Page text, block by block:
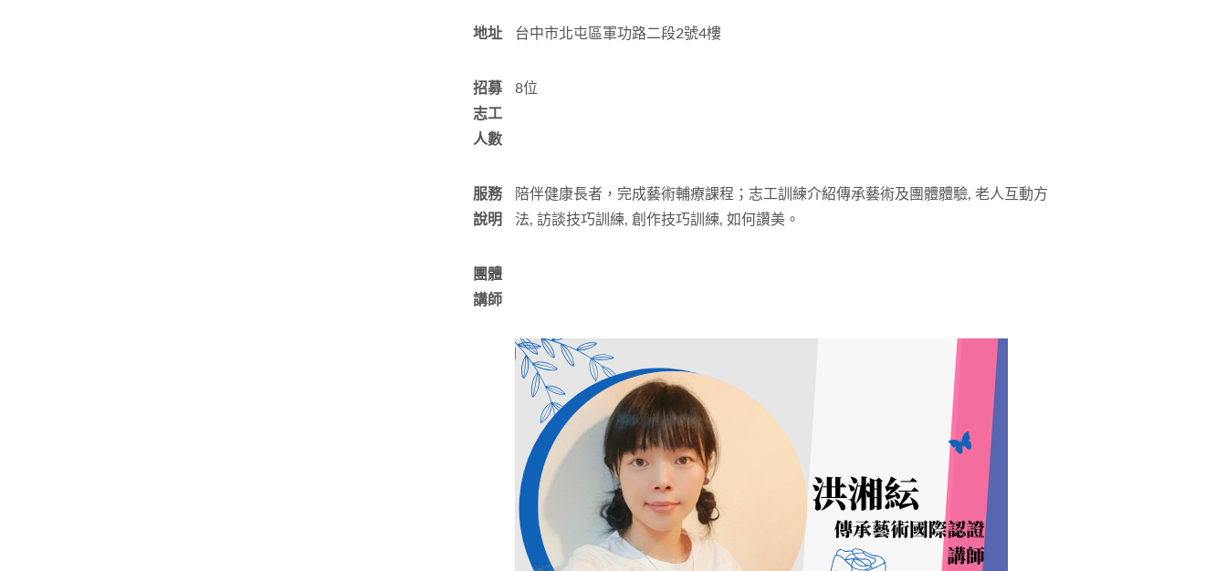
地址 台中市北屯區軍功路二段2號4樓
招募
志工
人數
8位
服務
說明
陪伴健康長者，完成藝術輔療課程；志工訓練介紹傳承藝術及團體體驗, 老人互動方
法, 訪談技巧訓練, 創作技巧訓練, 如何讚美。
團體
講師